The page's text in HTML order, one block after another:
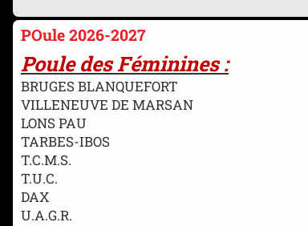
POule 2026-2027
Poule des Féminines :
BRUGES BLANQUEFORT
VILLENEUVE DE MARSAN
LONS PAU
TARBES-IBOS
T.C.M.S.
T.U.C.
DAX
U.A.G.R.